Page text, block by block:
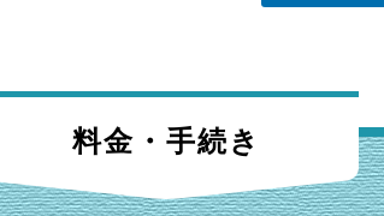
料金・手続き